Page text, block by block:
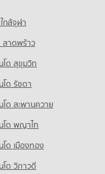
กล้จุฬา
ลาดพร้าว
โด สุขุมวิท
โด รัชดา
โด สะพานควาย
โด พญาไท
โด เมืองทอง
โด วิภาวดี